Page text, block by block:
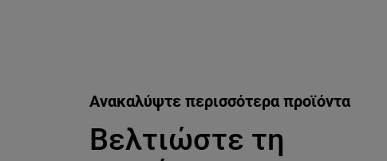
Βελτιώστε τη
Ανακαλύψτε περισσότερα προϊόντα